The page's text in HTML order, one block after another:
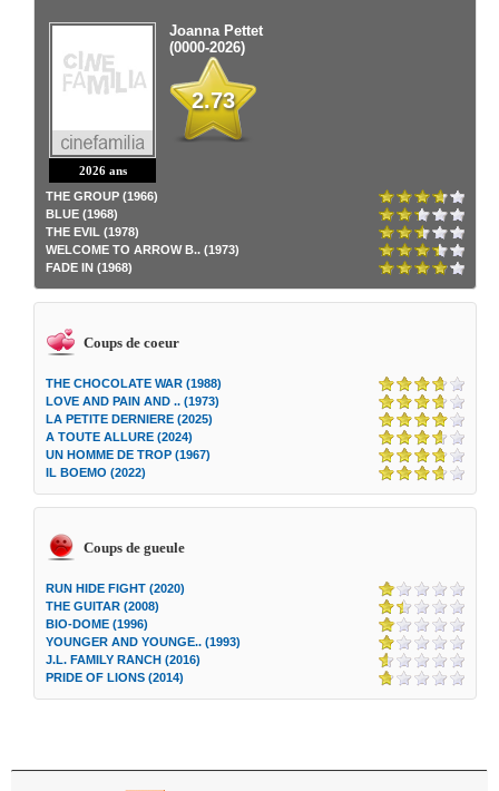
2026 ans
Joanna Pettet
(0000-2026)
2.73
THE GROUP (1966)
BLUE (1968)
THE EVIL (1978)
WELCOME TO ARROW B.. (1973)
FADE IN (1968)
Coups de coeur
THE CHOCOLATE WAR (1988)
LOVE AND PAIN AND .. (1973)
LA PETITE DERNIERE (2025)
A TOUTE ALLURE (2024)
UN HOMME DE TROP (1967)
IL BOEMO (2022)
Coups de gueule
RUN HIDE FIGHT (2020)
THE GUITAR (2008)
BIO-DOME (1996)
YOUNGER AND YOUNGE.. (1993)
J.L. FAMILY RANCH (2016)
PRIDE OF LIONS (2014)